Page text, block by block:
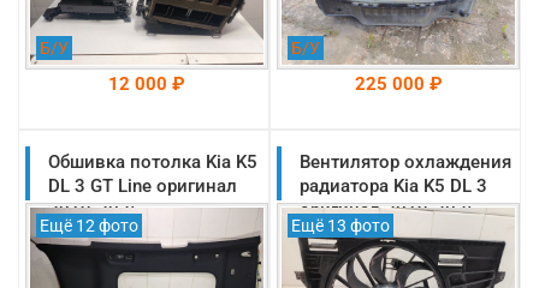
Б/У
12 000 ₽
На складе: Раменское
-->
Б/У
225 000 ₽
На складе: Раменское
-->
Обшивка потолка Kia K5
DL 3 GT Line оригинал
2019-2025
(85410L2300WK)
Ещё 12 фото
Вентилятор охлаждения
радиатора Kia K5 DL 3
оригинал 2019-2025
(25380L1500)
Ещё 13 фото